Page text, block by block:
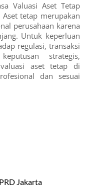
Valuasi Aset Tetap
Aset tetap merupakan
perusahaan karena
Untuk keperluan
regulasi, transaksi
strategis,
aset tetap di
dan sesuai
Jakarta